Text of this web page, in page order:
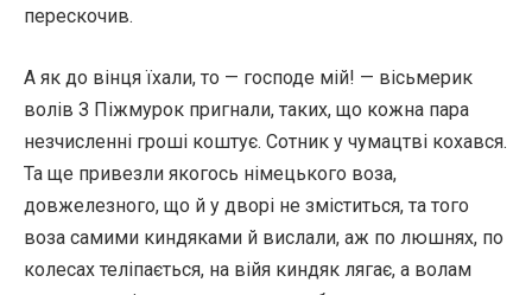
перескочив.
А як до вінця їхали, то — господе мій! — вісьмерик
волів З Піжмурок пригнали, таких, що кожна пара
незчисленні гроші коштує. Сотник у чумацтві кохався.
Та ще привезли якогось німецького воза,
довжелезного, що й у дворі не зміститься, та того
воза самими киндяками й вислали, аж по люшнях, по
колесах теліпається, на війя киндяк лягає, а волам